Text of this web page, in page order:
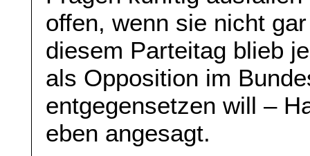
offen, wenn sie nicht
diesem Parteitag blieb
als Opposition im
entgegensetzen will –
eben angesagt.